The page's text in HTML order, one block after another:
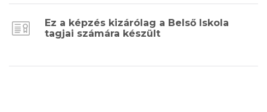
Ez a képzés kizárólag a Belső Iskola
tagjai számára készült